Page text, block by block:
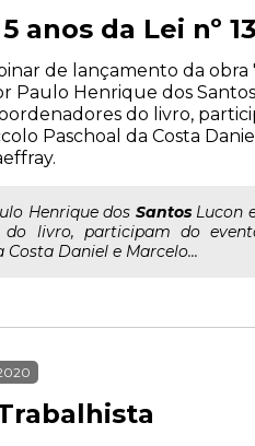
anos da Lei nº
de lançamento da obra
Paulo Henrique dos
do livro,
Paschoal da Costa
Henrique dos SantosLucon
do livro, participam do
Daniel e Marcelo...